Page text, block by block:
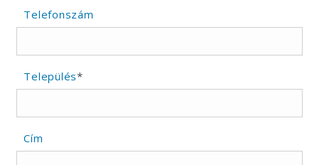
Telefonszám
Település*
Cím